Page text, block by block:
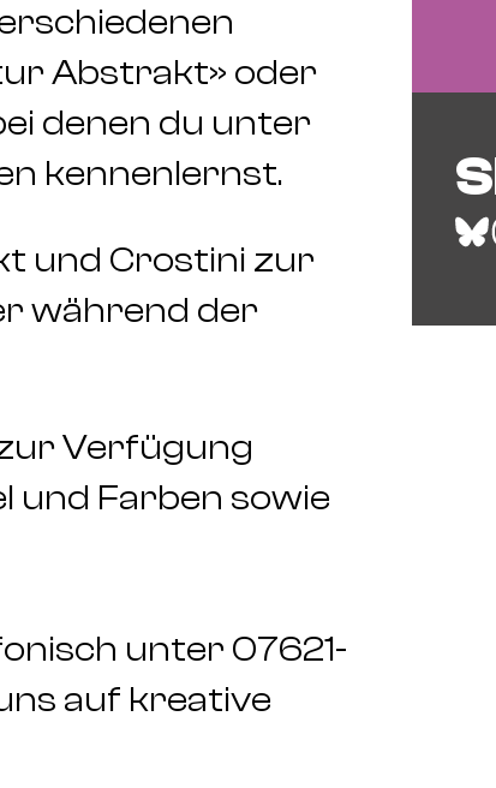
Abstrakt» oder
denen du unter
kennenlernst.
und Crostini zur
während der
Verfügung
und Farben sowie
unter 07621-
auf kreative